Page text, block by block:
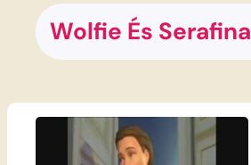
Wolfie És Serafina